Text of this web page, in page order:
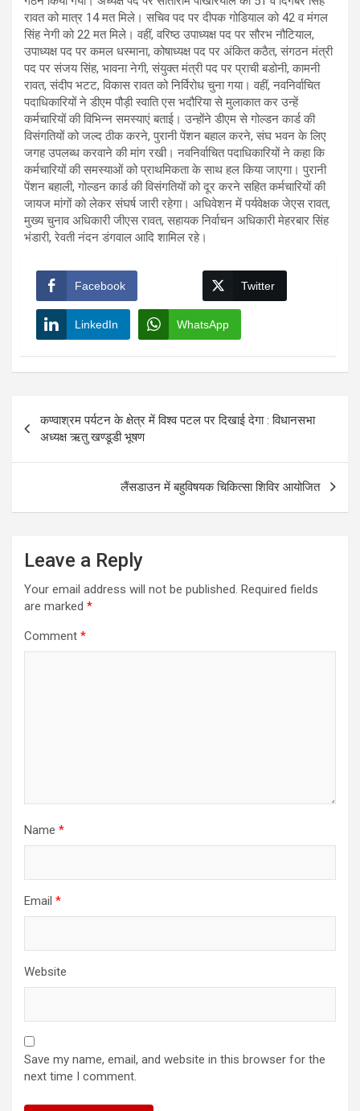
रावत को मात्र 14 मत मिले। सचिव पद पर दीपक गोडियाल को 42 व मंगल
सिंह नेगी को 22 मत मिले। वहीं, वरिष्ठ उपाध्यक्ष पद पर सौरभ नौटियाल,
उपाध्यक्ष पद पर कमल धस्माना, कोषाध्यक्ष पद पर अंकित कठैत, संगठन मंत्री
पद पर संजय सिंह, भावना नेगी, संयुक्त मंत्री पद पर प्राची बडोनी, कामनी
रावत, संदीप भटट, विकास रावत को निर्विरोध चुना गया। वहीं, नवनिर्वाचित
पदाधिकारियों ने डीएम पौड़ी स्वाति एस भदौरिया से मुलाकात कर उन्हें
कर्मचारियों की विभिन्न समस्याएं बताई। उन्होंने डीएम से गोल्डन कार्ड की
विसंगतियों को जल्द ठीक करने, पुरानी पेंशन बहाल करने, संघ भवन के लिए
जगह उपलब्ध करवाने की मांग रखी। नवनिर्वाचित पदाधिकारियों ने कहा कि
कर्मचारियों की समस्याओं को प्राथमिकता के साथ हल किया जाएगा। पुरानी
पेंशन बहाली, गोल्डन कार्ड की विसंगतियों को दूर करने सहित कर्मचारियों की
जायज मांगों को लेकर संघर्ष जारी रहेगा। अधिवेशन में पर्यवेक्षक जेएस रावत,
मुख्य चुनाव अधिकारी जीएस रावत, सहायक निर्वाचन अधिकारी मेहरबार सिंह
भंडारी, रेवती नंदन डंगवाल आदि शामिल रहे।
Facebook Twitter
LinkedIn WhatsApp
navigation
कण्वाश्रम पर्यटन के क्षेत्र में विश्व पटल पर दिखाई देगा : विधानसभा
अध्यक्ष ऋतु खण्डूडी भूषण
लैंसडाउन में बहुविषयक चिकित्सा शिविर आयोजित
Leave a Reply
Your email address will not be published. Required fields
are marked *
Comment *
Name *
Email *
Website
Save my name, email, and website in this browser for the
next time I comment.